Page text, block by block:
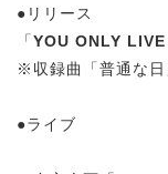
●リリース
「YOU ONLY
※収録曲「普通な
●ライブ